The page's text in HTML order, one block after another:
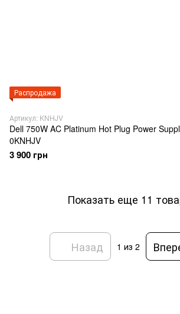
Распродажа
Артикул: KNHJV
Dell 750W AC Platinum Hot Plug Power
0KNHJV
3 900 грн
Показать еще 11
Назад 1 из 2